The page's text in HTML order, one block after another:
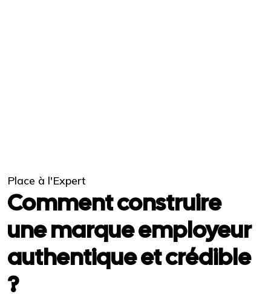
Place à l'Expert
Comment construire
une marque employeur
authentique et crédible
?